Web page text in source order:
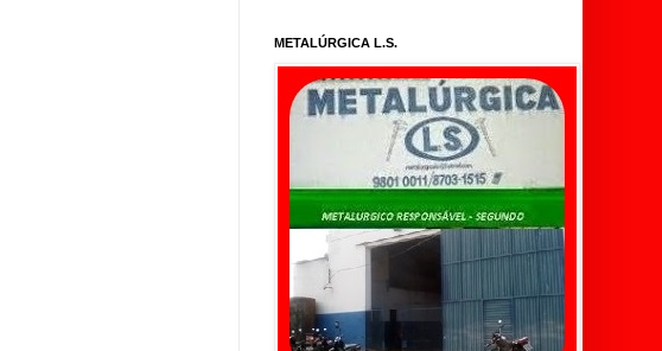
METALÚRGICA L.S.